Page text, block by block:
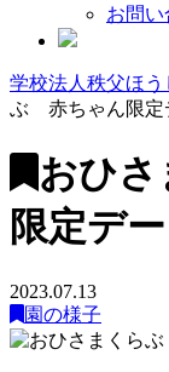
お問
学校法人秩父ほう
ぶ 赤ちゃん限定
おひ
限定デー
2023.07.13
園の様子